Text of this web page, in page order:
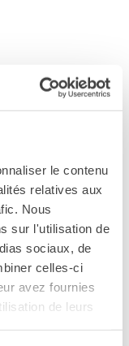
le contenu
relatives aux
Nous
sur l'utilisation de
sociaux, de
celles-ci
avez fournies
de leurs
this video.